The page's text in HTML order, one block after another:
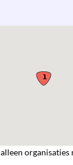
organisaties